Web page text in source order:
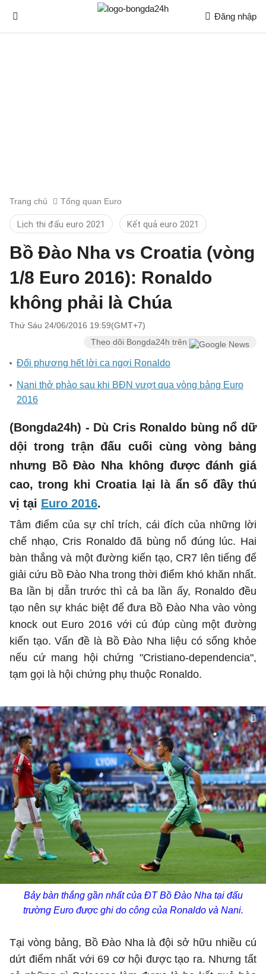
Đăng nhập
Trang chủ Tổng quan Euro
Lịch thi đấu euro 2021 Kết quả euro 2021
Bồ Đào Nha vs Croatia (vòng
1/8 Euro 2016): Ronaldo
không phải là Chúa
Thứ Sáu 24/06/2016 19:59(GMT+7)
Theo dõi Bongda24h trên
Đối phương hết lời ca ngợi Ronaldo
Nani thở phào sau khi BĐN vượt qua vòng bảng Euro
2016
(Bongda24h) - Dù Cris Ronaldo bùng nổ dữ
dội trong trận đấu cuối cùng vòng bảng
nhưng Bồ Đào Nha không được đánh giá
cao, trong khi Croatia lại là ẩn số đầy thú
vị tại Euro 2016.
Tâm điểm của sự chỉ trích, cái đích của những lời
chế nhạo, Cris Ronaldo đã bùng nổ đúng lúc. Hai
bàn thắng và một đường kiến tạo, CR7 lên tiếng để
giải cứu Bồ Đào Nha trong thời điểm khó khăn nhất.
Ba lần bị dẫn trước thì cả ba lần ấy, Ronaldo đều
tạo nên sự khác biệt để đưa Bồ Đào Nha vào vòng
knock out Euro 2016 với cú đúp cùng một đường
kiến tạo. Vấn đề là Bồ Đào Nha liệu có sống khỏe
nếu cứ mang hội chứng "Cristiano-dependencia",
tạm gọi là hội chứng phụ thuộc Ronaldo.
Bảy bàn thắng gần nhất của ĐT Bồ Đào Nha tại đấu
trường Euro được ghi do công của Ronaldo và Nani.
Tại vòng bảng, Bồ Đào Nha là đội sở hữu nhiều cú
dứt điểm nhất với 69 cơ hội được tạo ra. Nhưng tất